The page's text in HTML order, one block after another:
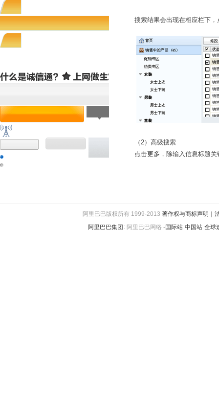
搜索结果会出现在相应栏下，
（2）高级搜索
点击更多，除输入信息标题关
阿里巴巴版权所有 1999-2013 著作权与商标声明
阿里巴巴集团 : 阿里巴巴网络 -国际站 中国站 全球